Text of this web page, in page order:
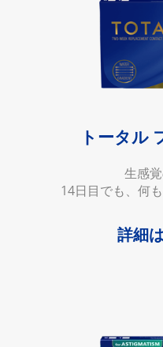
トータル
生感
14日目でも、何
詳細